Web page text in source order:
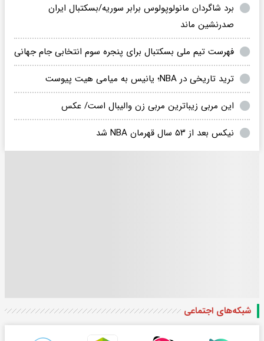
برد شاگردان مانولوپولوس برابر سوریه/بسکتبال ایران
صدرنشین ماند
فهرست تیم ملی بسکتبال برای پنجره سوم انتخابی جام جهانی
ترید تاریخی در NBA؛ یانیس به میامی هیت پیوست
این مربی زیباترین مربی زن والیبال است/ عکس
نیکس بعد از ۵۳ سال قهرمان NBA شد
شبکه‌های اجتماعی